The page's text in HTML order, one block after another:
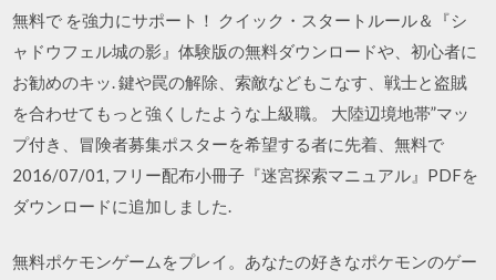
無料で を強力にサポート！ クイック・スタートルール＆『シ
ャドウフェル城の影』体験版の無料ダウンロードや、初心者に
お勧めのキッ. 鍵や罠の解除、索敵などもこなす、戦士と盗賊
を合わせてもっと強くしたような上級職。 大陸辺境地帯”マッ
プ付き、冒険者募集ポスターを希望する者に先着、無料で
2016/07/01, フリー配布小冊子『迷宮探索マニュアル』PDFを
ダウンロードに追加しました.
無料ポケモンゲームをプレイ。あなたの好きなポケモンのゲー